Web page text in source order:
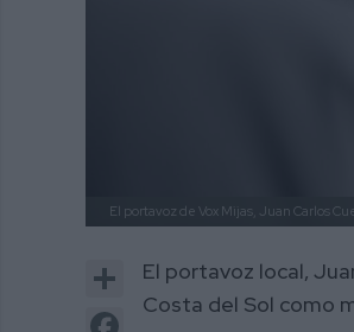
El portavoz de Vox Mijas, Juan Carlos
Share
Facebook
El portavoz local,
Costa del Sol como